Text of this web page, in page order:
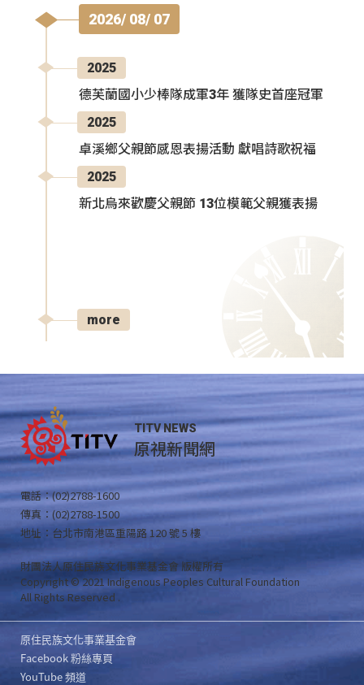
2026/ 08/ 07
2025
德芙蘭國小少棒隊成軍3年 獲隊史首座冠軍
2025
卓溪鄉父親節感恩表揚活動 獻唱詩歌祝福
2025
新北烏來歡慶父親節 13位模範父親獲表揚
more
TITV NEWS
原視新聞網
電話：(02)2788-1600
傳真：(02)2788-1500
地址：台北市南港區重陽路 120 號 5 樓
財團法人原住民族文化事業基金會 版權所有
Copyright © 2021 Indigenous Peoples Cultural Foundation
All Rights Reserved .
原住民族文化事業基金會
Facebook 粉絲專頁
YouTube 頻道